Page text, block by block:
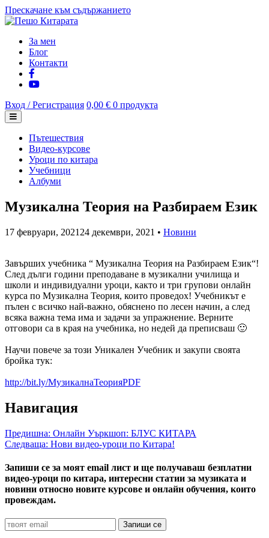
Прескачане към съдържанието
За мен
Блог
Контакти
Вход / Регистрация 0,00 € 0 продукта
Пътешествия
Видео-курсове
Уроци по китара
Учебници
Албуми
Музикална Теория на Разбираем Език
17 февруари, 2021 24 декември, 2021 • Новини
Завърших учебника “ Музикална Теория на Разбираем Език“!
След дълги години преподаване в музикални училища и
школи и индивидуални уроци, както и три групови онлайн
курса по Музикална Теория, които проведох! Учебникът е
пълен с всичко най-важно, обяснено по лесен начин, а след
всяка важна тема има и задачи за упражнение. Верните
отговори са в края на учебника, но недей да преписваш 🙂
Научи повече за този Уникален Учебник и закупи своята
бройка тук:
http://bit.ly/МузикалнаТеорияPDF
Навигация
Предишна: Онлайн Уъркшоп: БЛУС КИТАРА
Следваща: Нови видео-уроци по Китара!
Запиши се за моят email лист и ще получаваш безплатни
видео-уроци по китара, интересни статии за музиката и
новини относно новите курсове и онлайн обучения, които
провеждам.